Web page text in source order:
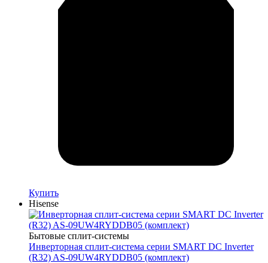
Купить
Hisense
Бытовые сплит-системы
Инверторная сплит-система серии SMART DC Inverter
(R32) AS-09UW4RYDDB05 (комплект)